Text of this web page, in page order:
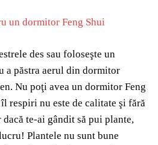
des sau foloseşte un
a păstra aerul din dormitor
Nu poţi avea un dormitor Feng
respiri nu este de calitate şi fără
te-ai gândit să pui plante,
Plantele nu sunt bune